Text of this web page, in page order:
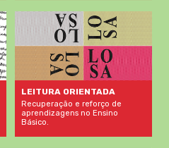
LEITURA ORIENTADA
Recuperação e reforço de
aprendizagens no Ensino
Básico.